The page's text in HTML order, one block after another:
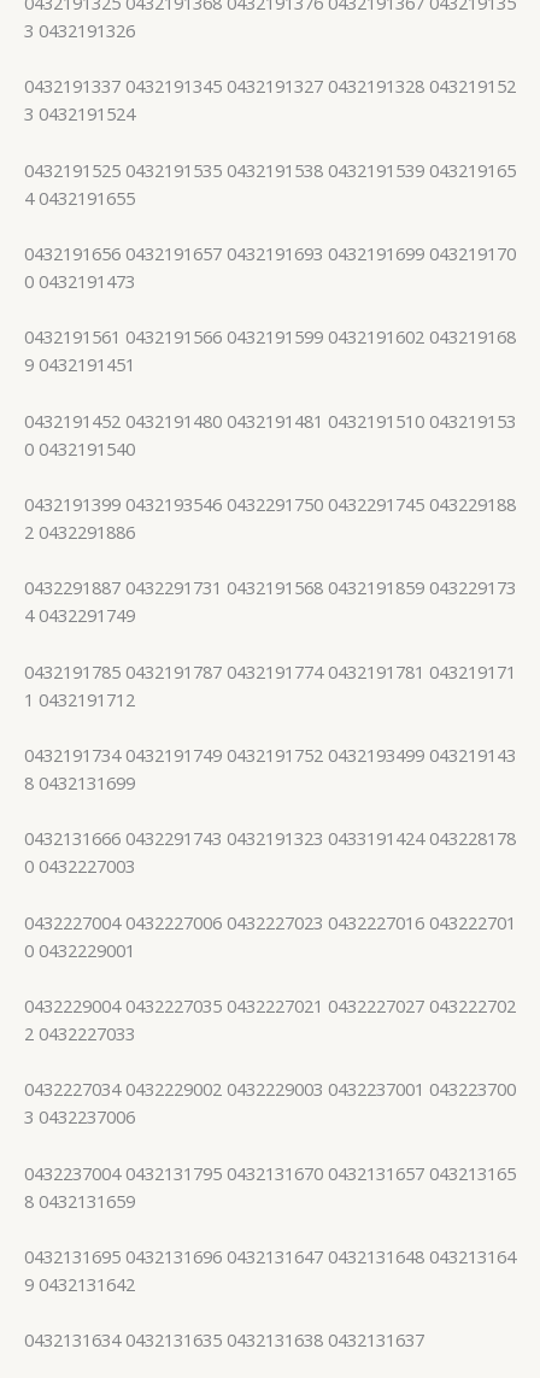
3 0432191326
0432191337 0432191345 0432191327 0432191328 043219152
3 0432191524
0432191525 0432191535 0432191538 0432191539 043219165
4 0432191655
0432191656 0432191657 0432191693 0432191699 043219170
0 0432191473
0432191561 0432191566 0432191599 0432191602 043219168
9 0432191451
0432191452 0432191480 0432191481 0432191510 043219153
0 0432191540
0432191399 0432193546 0432291750 0432291745 043229188
2 0432291886
0432291887 0432291731 0432191568 0432191859 043229173
4 0432291749
0432191785 0432191787 0432191774 0432191781 043219171
1 0432191712
0432191734 0432191749 0432191752 0432193499 043219143
8 0432131699
0432131666 0432291743 0432191323 0433191424 043228178
0 0432227003
0432227004 0432227006 0432227023 0432227016 043222701
0 0432229001
0432229004 0432227035 0432227021 0432227027 043222702
2 0432227033
0432227034 0432229002 0432229003 0432237001 043223700
3 0432237006
0432237004 0432131795 0432131670 0432131657 043213165
8 0432131659
0432131695 0432131696 0432131647 0432131648 043213164
9 0432131642
0432131634 0432131635 0432131638 0432131637